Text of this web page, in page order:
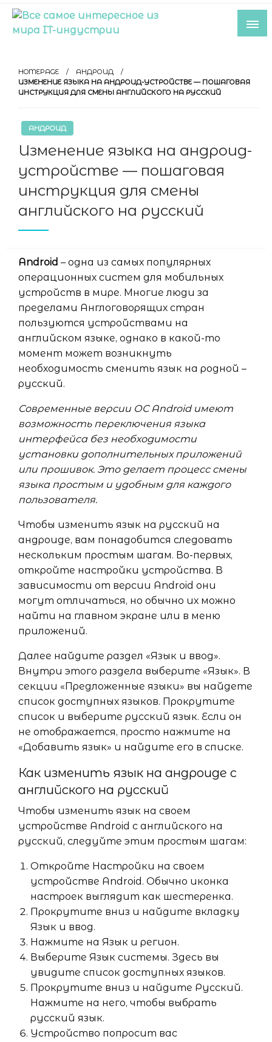
Skip
content
индустрии
HOMEPAGE
АНДРОИД
ИЗМЕНЕНИЕ ЯЗЫКА НА АНДРОИД-УСТРОЙСТВЕ — ПОШАГОВАЯ
ИНСТРУКЦИЯ ДЛЯ СМЕНЫ АНГЛИЙСКОГО НА РУССКИЙ
АНДРОИД
Изменение языка на андроид-
устройстве — пошаговая
инструкция для смены
английского на русский
Android – одна из самых популярных
операционных систем для мобильных
устройств в мире. Многие люди за
пределами Англоговорящих стран
пользуются устройствами на
английском языке, однако в какой-то
момент может возникнуть
необходимость сменить язык на родной –
русский.
Современные версии ОС Android имеют
возможность переключения языка
интерфейса без необходимости
установки дополнительных приложений
или прошивок. Это делает процесс смены
языка простым и удобным для каждого
пользователя.
Чтобы изменить язык на русский на
андроиде, вам понадобится следовать
нескольким простым шагам. Во-первых,
откройте настройки устройства. В
зависимости от версии Android они
могут отличаться, но обычно их можно
найти на главном экране или в меню
приложений.
Далее найдите раздел «Язык и ввод».
Внутри этого раздела выберите «Язык». В
секции «Предложенные языки» вы найдете
список доступных языков. Прокрутите
список и выберите русский язык. Если он
не отображается, просто нажмите на
«Добавить язык» и найдите его в списке.
Как изменить язык на андроиде с
английского на русский
Чтобы изменить язык на своем
устройстве Android с английского на
русский, следуйте этим простым шагам:
Откройте Настройки на своем
устройстве Android. Обычно иконка
настроек выглядит как шестеренка.
Прокрутите вниз и найдите вкладку
Язык и ввод.
Нажмите на Язык и регион.
Выберите Язык системы. Здесь вы
увидите список доступных языков.
Прокрутите вниз и найдите Русский.
Нажмите на него, чтобы выбрать
русский язык.
Устройство попросит вас